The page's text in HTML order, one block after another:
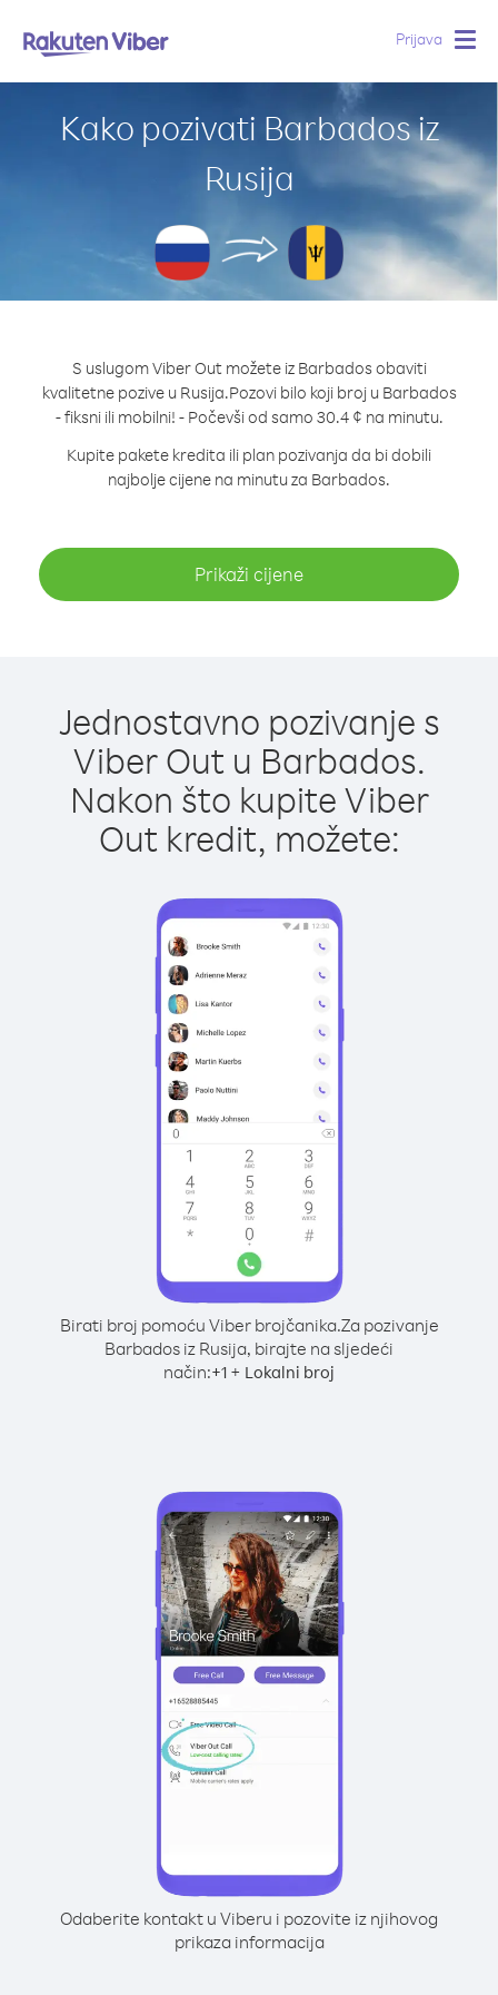
Prijava
Kako pozivati Barbados iz
Rusija
S uslugom Viber Out možete iz Barbados obaviti
kvalitetne pozive u Rusija.Pozovi bilo koji broj u Barbados
- fiksni ili mobilni! - Počevši od samo 30.4 ¢ na minutu.
Kupite pakete kredita ili plan pozivanja da bi dobili
najbolje cijene na minutu za Barbados.
Prikaži cijene
Jednostavno pozivanje s
Viber Out u Barbados.
Nakon što kupite Viber
Out kredit, možete:
Birati broj pomoću Viber brojčanika.Za pozivanje
Barbados iz Rusija, birajte na sljedeći
način:+1 + Lokalni broj
Odaberite kontakt u Viberu i pozovite iz njihovog
prikaza informacija